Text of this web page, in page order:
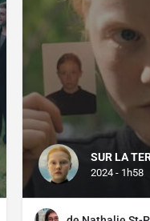
SUR LA
2024 - 1h58